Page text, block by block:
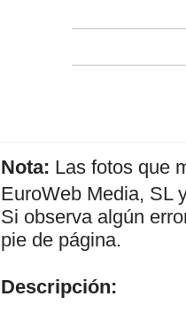
Nota: Las fotos que
EuroWeb Media, SL
Si observa algún
pie de página.
Descripción: